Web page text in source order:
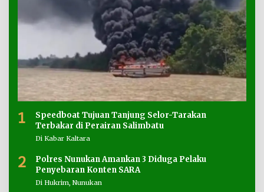
1
Speedboat Tujuan Tanjung Selor-Tarakan
Terbakar di Perairan Salimbatu
Di Kabar Kaltara
2
Polres Nunukan Amankan 3 Diduga Pelaku
Penyebaran Konten SARA
Di Hukrim, Nunukan